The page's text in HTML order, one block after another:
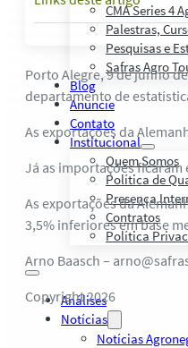
CMA Series 4
Palestras,
Pesquisas e
Safras Agro
Blog
Anuncie
Contato
Institucional
Quem Somos
Política de
Presença
Contratos
Política
Análises
Notícias
Notícias
Porto Alegre, 9 de junho
departamento de
As exportações da
Já as importações ficaram
As exportações da
3,5% inferiores em base
Arno Baasch –
Copyright 2026